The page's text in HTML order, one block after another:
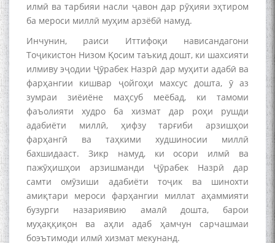
илмӣ ва тарбияи насли ҷавон дар рӯҳияи эҳтиром
ба мероси миллӣ муҳим арзёбӣ намуд.
Инчунин, раиси Иттифоқи нависандагони
Тоҷикистон Низом Қосим таъкид дошт, ки шахсияти
илмиву эҷодии Ҷӯрабек Назрӣ дар муҳити адабӣ ва
фарҳангии кишвар ҷойгоҳи махсус дошта, ӯ аз
зумраи зиёиёне маҳсуб меёбад, ки тамоми
фаъолияти худро ба хизмат дар роҳи рушди
адабиёти миллӣ, ҳифзу тарғиби арзишҳои
фарҳангӣ ва таҳкими худшиносии миллӣ
бахшидааст. Зикр намуд, ки осори илмӣ ва
пажӯҳишҳои арзишманди Ҷӯрабек Назрӣ дар
самти омӯзиши адабиёти тоҷик ва шинохти
амиқтари мероси фарҳангии миллат аҳаммияти
бузурги назариявию амалӣ дошта, барои
муҳаққиқон ва аҳли адаб ҳамчун сарчашмаи
боэътимоди илмӣ хизмат мекунанд.
МАВЛОНО ҶАЛОЛИДДИНИ
МУТАФАККИР ВА ОРИФИ
ЗАБОНУ АДАБИ ТОҶИК
به عبارت دیگر: گفتگو با مومن
قناعت Mumin Qanoat